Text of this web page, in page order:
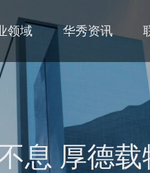
领域 华秀资讯
息 厚德载